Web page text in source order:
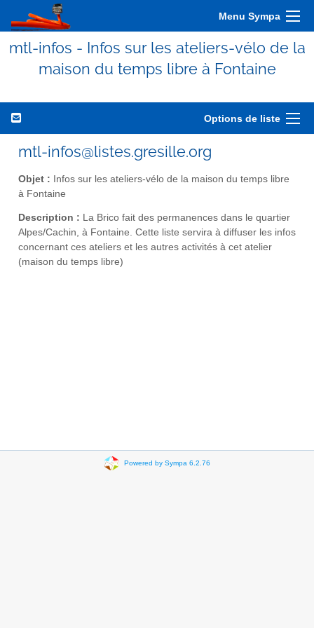
Menu Sympa
mtl-infos - Infos sur les ateliers-vélo de la
maison du temps libre à Fontaine
Options de liste
mtl-infos@listes.gresille.org
Objet : Infos sur les ateliers-vélo de la maison du temps libre
à Fontaine
Description : La Brico fait des permanences dans le quartier
Alpes/Cachin, à Fontaine. Cette liste servira à diffuser les infos
concernant ces ateliers et les autres activités à cet atelier
(maison du temps libre)
Powered by Sympa 6.2.76